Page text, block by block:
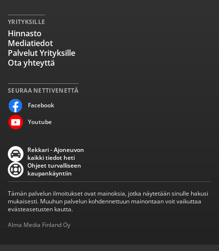
SEURAA NETTIVENETTÄ
Facebook
Youtube
YRITYKSILLE
Hinnasto
Mediatiedot
Palvelut Yrityksille
Ota yhteyttä
Rekkari - Ajoneuvon
kaikki tiedot heti
Ohjeet turvalliseen
kaupankäyntiin
Tämän palvelun ilmoitukset ovat mainoksia, jotka näytetään sinulle hakusi
mukaisesti. Muuhun palvelun kohdennettuun mainontaan voit vaikuttaa
evästeasetusten kautta.
Alma Media Finland Oy